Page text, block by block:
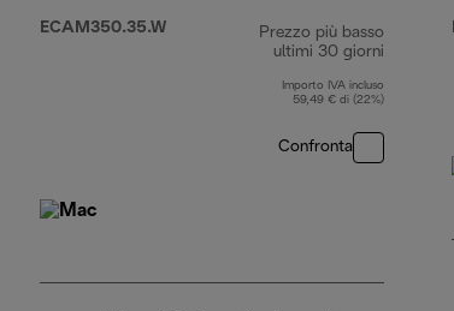
originale 674,99 €
ECAM350.35.W
Prezzo più basso
ultimi 30 giorni
Importo IVA incluso
59,49 € di (22%)
Confronta